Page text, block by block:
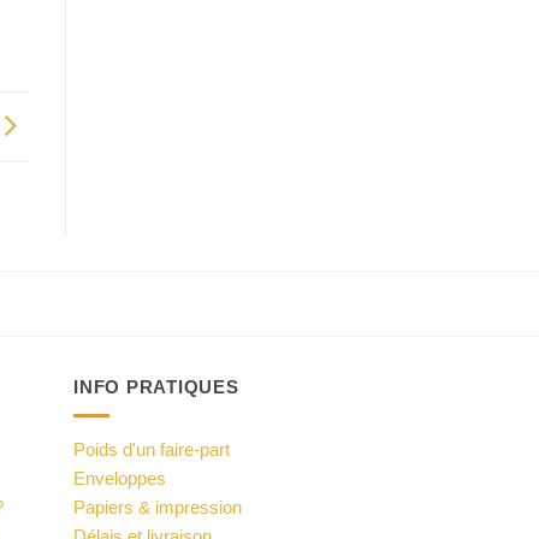
INFO PRATIQUES
Poids d'un faire-part
Enveloppes
Papiers & impression